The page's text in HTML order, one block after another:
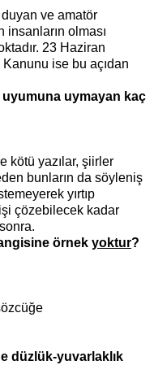
duyan ve amatör
insanların olması
23 Haziran
Kanunu ise bu açıdan
uymayan kaç
kötü yazılar, şiirler
bunların da söyleniş
yırtıp
çözebilecek kadar
örnek yoktur?
düzlük-yuvarlaklık